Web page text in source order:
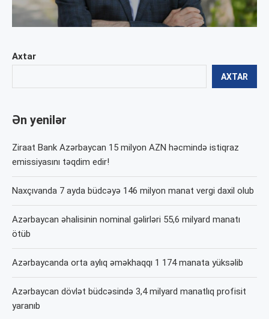
Axtar
AXTAR
Ən yenilər
Ziraat Bank Azərbaycan 15 milyon AZN həcmində istiqraz
emissiyasını təqdim edir!
Naxçıvanda 7 ayda büdcəyə 146 milyon manat vergi daxil olub
Azərbaycan əhalisinin nominal gəlirləri 55,6 milyard manatı
ötüb
Azərbaycanda orta aylıq əməkhaqqı 1 174 manata yüksəlib
Azərbaycan dövlət büdcəsində 3,4 milyard manatlıq profisit
yaranıb